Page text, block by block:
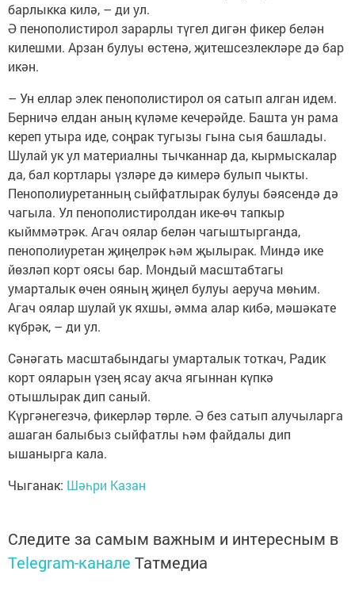
барлыкка килә, – ди ул.
Ә пенополистирол зарарлы түгел дигән фикер белән
килешми. Арзан булуы өстенә, җитешсезлекләре дә бар
икән.
– Ун еллар элек пенополистирол оя сатып алган идем.
Берничә елдан аның күләме кечерәйде. Башта ун рама
кереп утыра иде, соңрак тугызы гына сыя башлады.
Шулай ук ул материалны тычканнар да, кырмыскалар
да, бал кортлары үзләре дә кимерә булып чыкты.
Пенополиуретанның сыйфатлырак булуы бәясендә дә
чагыла. Ул пенополистиролдан ике-өч тапкыр
кыйммәтрәк. Агач оялар белән чагыштырганда,
пенополиуретан җиңелрәк һәм җылырак. Миндә ике
йөзләп корт оясы бар. Мондый масштабтагы
умарталык өчен ояның җиңел булуы аеруча мөһим.
Агач оялар шулай ук яхшы, әмма алар кибә, мәшәкате
күбрәк, – ди ул.
Сәнәгать масштабындагы умарталык тоткач, Радик
корт ояларын үзең ясау акча ягыннан күпкә
отышлырак дип саный.
Күргәнегезчә, фикерләр төрле. Ә без сатып алучыларга
ашаган балыбыз сыйфатлы һәм файдалы дип
ышанырга кала.
Чыганак: Шәһри Казан
Следите за самым важным и интересным в
Telegram-канале Татмедиа